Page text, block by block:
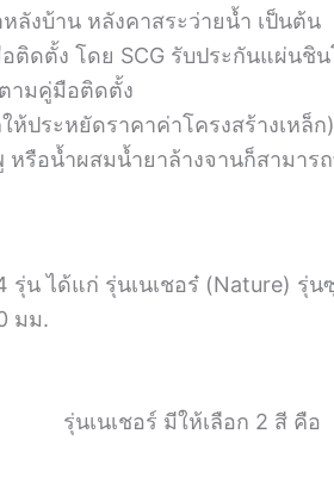
ลังบ้าน หลังคาสระว่ายน้ำ เป็นต้น
ดตั้ง โดย SCG รับประกันแผ่นชิ
ามคู่มือติดตั้ง
ประหยัดราคาค่าโครงสร้างเหล็
รือน้ำผสมน้ำยาล้างจานก็สามาร
รุ่น ได้แก่ รุ่นเนเชอร๋ (Nature) รุ่
มม.
รุ่นเนเชอร์ มีให้เลือก 2 สี คือ